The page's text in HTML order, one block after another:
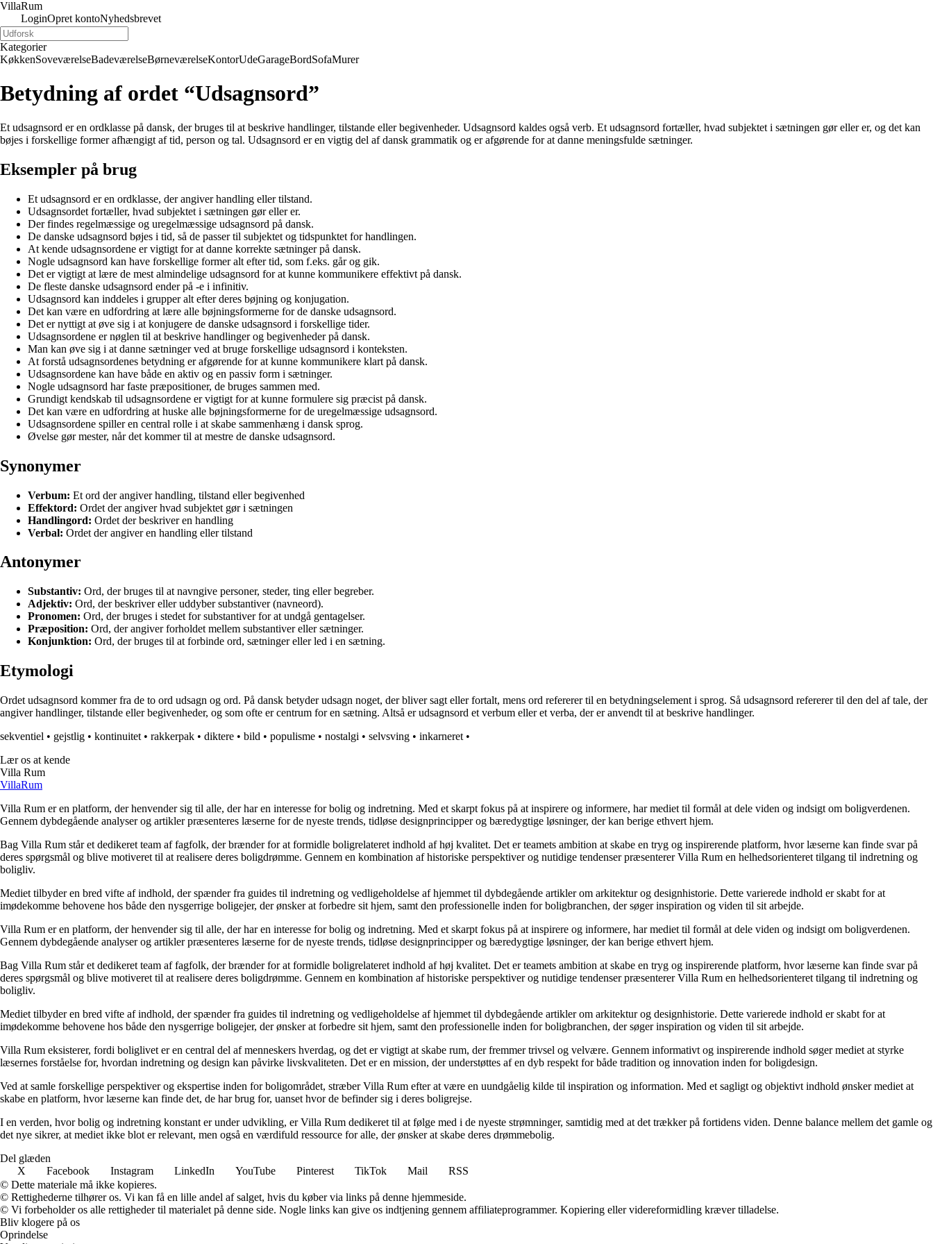
VillaRum
LoginOpret kontoNyhedsbrevet
Kategorier
KøkkenSoveværelseBadeværelseBørneværelseKontorUdeGarageBordSofaMurer
Betydning af ordet “Udsagnsord”
Et udsagnsord er en ordklasse på dansk, der bruges til at beskrive handlinger, tilstande eller begivenheder. Udsagnsord kaldes også verb. Et udsagnsord fortæller, hvad subjektet i sætningen gør eller er, og det kan
bøjes i forskellige former afhængigt af tid, person og tal. Udsagnsord er en vigtig del af dansk grammatik og er afgørende for at danne meningsfulde sætninger.
Eksempler på brug
Et udsagnsord er en ordklasse, der angiver handling eller tilstand.
Udsagnsordet fortæller, hvad subjektet i sætningen gør eller er.
Der findes regelmæssige og uregelmæssige udsagnsord på dansk.
De danske udsagnsord bøjes i tid, så de passer til subjektet og tidspunktet for handlingen.
At kende udsagnsordene er vigtigt for at danne korrekte sætninger på dansk.
Nogle udsagnsord kan have forskellige former alt efter tid, som f.eks. går og gik.
Det er vigtigt at lære de mest almindelige udsagnsord for at kunne kommunikere effektivt på dansk.
De fleste danske udsagnsord ender på -e i infinitiv.
Udsagnsord kan inddeles i grupper alt efter deres bøjning og konjugation.
Det kan være en udfordring at lære alle bøjningsformerne for de danske udsagnsord.
Det er nyttigt at øve sig i at konjugere de danske udsagnsord i forskellige tider.
Udsagnsordene er nøglen til at beskrive handlinger og begivenheder på dansk.
Man kan øve sig i at danne sætninger ved at bruge forskellige udsagnsord i konteksten.
At forstå udsagnsordenes betydning er afgørende for at kunne kommunikere klart på dansk.
Udsagnsordene kan have både en aktiv og en passiv form i sætninger.
Nogle udsagnsord har faste præpositioner, de bruges sammen med.
Grundigt kendskab til udsagnsordene er vigtigt for at kunne formulere sig præcist på dansk.
Det kan være en udfordring at huske alle bøjningsformerne for de uregelmæssige udsagnsord.
Udsagnsordene spiller en central rolle i at skabe sammenhæng i dansk sprog.
Øvelse gør mester, når det kommer til at mestre de danske udsagnsord.
Synonymer
Verbum: Et ord der angiver handling, tilstand eller begivenhed
Effektord: Ordet der angiver hvad subjektet gør i sætningen
Handlingord: Ordet der beskriver en handling
Verbal: Ordet der angiver en handling eller tilstand
Antonymer
Substantiv: Ord, der bruges til at navngive personer, steder, ting eller begreber.
Adjektiv: Ord, der beskriver eller uddyber substantiver (navneord).
Pronomen: Ord, der bruges i stedet for substantiver for at undgå gentagelser.
Præposition: Ord, der angiver forholdet mellem substantiver eller sætninger.
Konjunktion: Ord, der bruges til at forbinde ord, sætninger eller led i en sætning.
Etymologi
Ordet udsagnsord kommer fra de to ord udsagn og ord. På dansk betyder udsagn noget, der bliver sagt eller fortalt, mens ord refererer til en betydningselement i sprog. Så udsagnsord refererer til den del af tale, der
angiver handlinger, tilstande eller begivenheder, og som ofte er centrum for en sætning. Altså er udsagnsord et verbum eller et verba, der er anvendt til at beskrive handlinger.
sekventiel • gejstlig • kontinuitet • rakkerpak • diktere • bild • populisme • nostalgi • selvsving • inkarneret •
Lær os at kende
Villa Rum
VillaRum
Villa Rum er en platform, der henvender sig til alle, der har en interesse for bolig og indretning. Med et skarpt fokus på at inspirere og informere, har mediet til formål at dele viden og indsigt om boligverdenen.
Gennem dybdegående analyser og artikler præsenteres læserne for de nyeste trends, tidløse designprincipper og bæredygtige løsninger, der kan berige ethvert hjem.
Bag Villa Rum står et dedikeret team af fagfolk, der brænder for at formidle boligrelateret indhold af høj kvalitet. Det er teamets ambition at skabe en tryg og inspirerende platform, hvor læserne kan finde svar på
deres spørgsmål og blive motiveret til at realisere deres boligdrømme. Gennem en kombination af historiske perspektiver og nutidige tendenser præsenterer Villa Rum en helhedsorienteret tilgang til indretning og
boligliv.
Mediet tilbyder en bred vifte af indhold, der spænder fra guides til indretning og vedligeholdelse af hjemmet til dybdegående artikler om arkitektur og designhistorie. Dette varierede indhold er skabt for at
imødekomme behovene hos både den nysgerrige boligejer, der ønsker at forbedre sit hjem, samt den professionelle inden for boligbranchen, der søger inspiration og viden til sit arbejde.
Villa Rum er en platform, der henvender sig til alle, der har en interesse for bolig og indretning. Med et skarpt fokus på at inspirere og informere, har mediet til formål at dele viden og indsigt om boligverdenen.
Gennem dybdegående analyser og artikler præsenteres læserne for de nyeste trends, tidløse designprincipper og bæredygtige løsninger, der kan berige ethvert hjem.
Bag Villa Rum står et dedikeret team af fagfolk, der brænder for at formidle boligrelateret indhold af høj kvalitet. Det er teamets ambition at skabe en tryg og inspirerende platform, hvor læserne kan finde svar på
deres spørgsmål og blive motiveret til at realisere deres boligdrømme. Gennem en kombination af historiske perspektiver og nutidige tendenser præsenterer Villa Rum en helhedsorienteret tilgang til indretning og
boligliv.
Mediet tilbyder en bred vifte af indhold, der spænder fra guides til indretning og vedligeholdelse af hjemmet til dybdegående artikler om arkitektur og designhistorie. Dette varierede indhold er skabt for at
imødekomme behovene hos både den nysgerrige boligejer, der ønsker at forbedre sit hjem, samt den professionelle inden for boligbranchen, der søger inspiration og viden til sit arbejde.
Villa Rum eksisterer, fordi boliglivet er en central del af menneskers hverdag, og det er vigtigt at skabe rum, der fremmer trivsel og velvære. Gennem informativt og inspirerende indhold søger mediet at styrke
læsernes forståelse for, hvordan indretning og design kan påvirke livskvaliteten. Det er en mission, der understøttes af en dyb respekt for både tradition og innovation inden for boligdesign.
Ved at samle forskellige perspektiver og ekspertise inden for boligområdet, stræber Villa Rum efter at være en uundgåelig kilde til inspiration og information. Med et sagligt og objektivt indhold ønsker mediet at
skabe en platform, hvor læserne kan finde det, de har brug for, uanset hvor de befinder sig i deres boligrejse.
I en verden, hvor bolig og indretning konstant er under udvikling, er Villa Rum dedikeret til at følge med i de nyeste strømninger, samtidig med at det trækker på fortidens viden. Denne balance mellem det gamle og
det nye sikrer, at mediet ikke blot er relevant, men også en værdifuld ressource for alle, der ønsker at skabe deres drømmebolig.
Del glæden
X
Facebook Instagram LinkedIn YouTube Pinterest TikTok Mail
RSS
© Dette materiale må ikke kopieres.
© Rettighederne tilhører os. Vi kan få en lille andel af salget, hvis du køber via links på denne hjemmeside.
© Vi forbeholder os alle rettigheder til materialet på denne side. Nogle links kan give os indtjening gennem affiliateprogrammer. Kopiering eller videreformidling kræver tilladelse.
Bliv klogere på os
Oprindelse